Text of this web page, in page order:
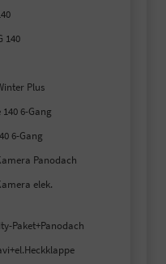
140
Plus
6-Gang
6-Gang
Panodach
elek.
Paket+Panodach